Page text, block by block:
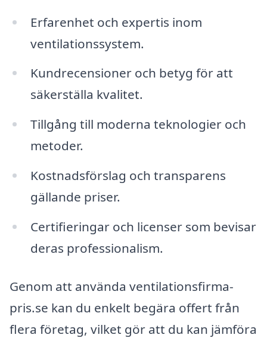
Erfarenhet och expertis inom
ventilationssystem.
Kundrecensioner och betyg för att
säkerställa kvalitet.
Tillgång till moderna teknologier och
metoder.
Kostnadsförslag och transparens
gällande priser.
Certifieringar och licenser som bevisar
deras professionalism.
Genom att använda ventilationsfirma-
pris.se kan du enkelt begära offert från
flera företag, vilket gör att du kan jämföra